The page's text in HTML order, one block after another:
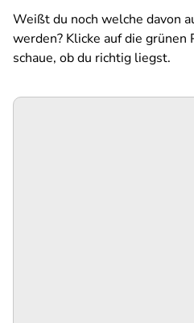
Weißt du noch welche davon
werden? Klicke auf die grünen
schaue, ob du richtig liegst.
SPA